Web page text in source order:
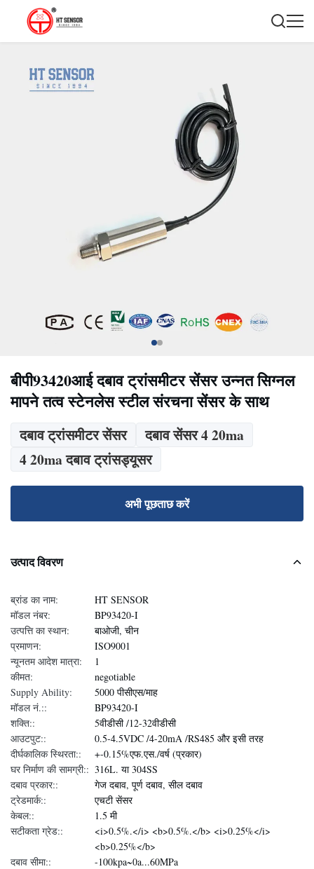
बीपी93420आई दबाव ट्रांसमीटर सेंसर उन्नत सिग्नल
मापने तत्व स्टेनलेस स्टील संरचना सेंसर के साथ
दबाव ट्रांसमीटर सेंसर
दबाव सेंसर 4 20ma
4 20ma दबाव ट्रांसड्यूसर
अभी पूछताछ करें
उत्पाद विवरण
ब्रांड का नाम:
HT SENSOR
मॉडल नंबर:
BP93420-I
उत्पत्ति का स्थान:
बाओजी, चीन
प्रमाणन:
ISO9001
न्यूनतम आदेश मात्रा:
1
कीमत:
negotiable
Supply Ability:
5000 पीसीएस/माह
मॉडल नं.::
BP93420-I
शक्ति::
5वीडीसी /12-32वीडीसी
आउटपुट::
0.5-4.5VDC /4-20mA /RS485 और इसी तरह
दीर्घकालिक स्थिरता::
+-0.15%एफ.एस./वर्ष (प्रकार)
घर निर्माण की सामग्री:: 316L. या 304SS
दबाव प्रकार::
गेज दबाव, पूर्ण दबाव, सील दबाव
ट्रेडमार्क::
एचटी सेंसर
केबल::
1.5 मी
सटीकता ग्रेड::
<i>0.5%.</i> <b>0.5%.</b> <i>0.25%</i>
<b>0.25%</b>
दबाव सीमा::
-100kpa~0a...60MPa